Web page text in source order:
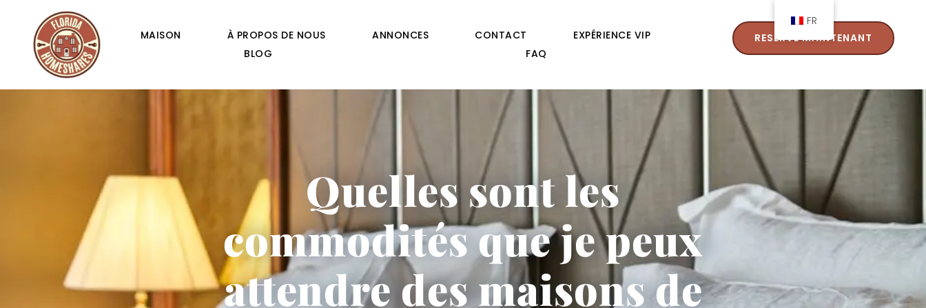
MAISON À PROPOS DE NOUS ANNONCES CONTACT
EXPÉRIENCE VIP
BLOG
FAQ
RESERVE MAINTENANT
Quelles sont les
commodités que je peux
attendre des maisons de
FR